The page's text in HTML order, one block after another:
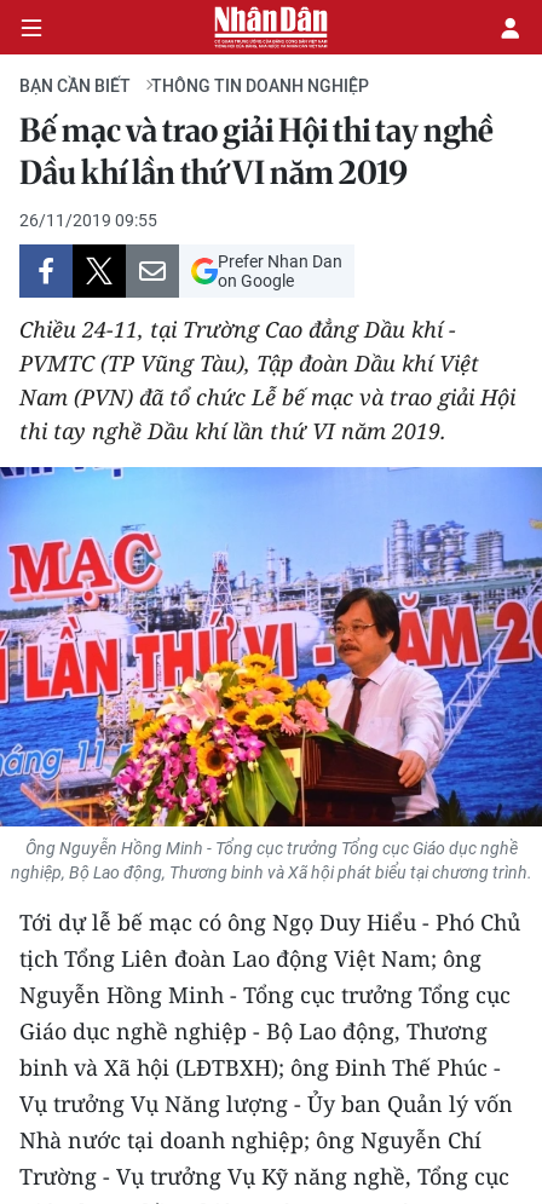
CHÍNH TRỊ
KINH TẾ
VĂN HÓA
XÃ HỘI
PHÁP LUẬT
THỂ THAO
GIÁO DỤC
Y TẾ
KHOA HỌC - CÔNG NGHỆ
MÔI TRƯỜNG
BẠN ĐỌC
KIỂM CHỨNG THÔNG TIN
TRI THỨC CHUYÊN SÂU
54 DÂN TỘC VIỆT NAM
CHƯƠNG TRÌNH OCOP - MỖI XÃ
MỘT SẢN PHẨM
BẠN CẦN BIẾT THÔNG TIN DOANH NGHIỆP
Bế mạc và trao giải Hội thi tay nghề
Dầu khí lần thứ VI năm 2019
26/11/2019 09:55
Prefer Nhan Dan
on Google
Chiều 24-11, tại Trường Cao đẳng Dầu khí -
PVMTC (TP Vũng Tàu), Tập đoàn Dầu khí Việt
Nam (PVN) đã tổ chức Lễ bế mạc và trao giải Hội
thi tay nghề Dầu khí lần thứ VI năm 2019.
Ông Nguyễn Hồng Minh - Tổng cục trưởng Tổng cục Giáo dục nghề
nghiệp, Bộ Lao động, Thương binh và Xã hội phát biểu tại chương trình.
Tới dự lễ bế mạc có ông Ngọ Duy Hiểu - Phó Chủ
tịch Tổng Liên đoàn Lao động Việt Nam; ông
Nguyễn Hồng Minh - Tổng cục trưởng Tổng cục
Giáo dục nghề nghiệp - Bộ Lao động, Thương
binh và Xã hội (LĐTBXH); ông Đinh Thế Phúc -
Vụ trưởng Vụ Năng lượng - Ủy ban Quản lý vốn
Nhà nước tại doanh nghiệp; ông Nguyễn Chí
Trường - Vụ trưởng Vụ Kỹ năng nghề, Tổng cục